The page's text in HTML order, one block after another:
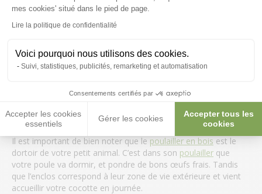
mes cookies' situé dans le pied de page.
Lire la politique de confidentialité
Voici pourquoi nous utilisons des cookies.
Suivi, statistiques, publicités, remarketing et automatisation
Consentements certifiés par
Accepter les cookies
essentiels
Gérer les cookies
Accepter tous les
cookies
Pour aménagerl’espace de vie idéalpour vos poules, il est
important de bien distinguer l’habitat intérieur et leur zone de
promenade extérieure :
Le parcours herbeux.
Il est important de bien noter que le poulailler en bois est le
dortoir de votre petit animal. C’est dans son poulailler que
votre poule va dormir, et pondre de bons œufs frais. Tandis
que l’enclos correspond à leur zone de vie extérieure et vient
accueillir votre cocotte en journée.